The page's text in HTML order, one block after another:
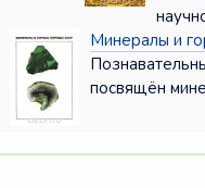
Минералы и
посвящён